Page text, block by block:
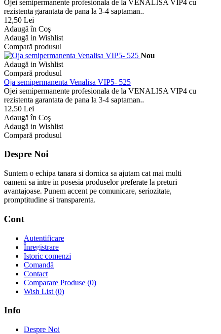
Ojei semipermanente profesionala de la VENALISA VIP4 cu
rezistenta garantata de pana la 3-4 saptaman..
12,50 Lei
Adaugă în Coş
Adaugă in Wishlist
Compară produsul
Nou
Adaugă in Wishlist
Compară produsul
Oja semipermanenta Venalisa VIP5- 525
Ojei semipermanente profesionala de la VENALISA VIP4 cu
rezistenta garantata de pana la 3-4 saptaman..
12,50 Lei
Adaugă în Coş
Adaugă in Wishlist
Compară produsul
Despre Noi
Suntem o echipa tanara si dornica sa ajutam cat mai multi
oameni sa intre in posesia produselor preferate la preturi
avantajoase. Punem accent pe comunicare, seriozitate,
promptitudine si transparenta.
Cont
Autentificare
Înregistrare
Istoric comenzi
Comandă
Contact
Comparare Produse (0)
Wish List (0)
Info
Despre Noi